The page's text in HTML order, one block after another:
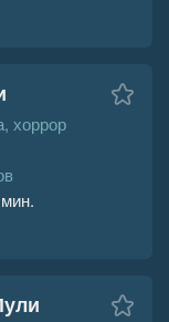
хоррор